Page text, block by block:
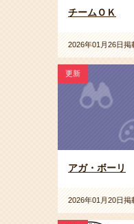
チームＯＫ
2026年01月26日掲
更新
アガ・ボーリ
2026年01月20日掲